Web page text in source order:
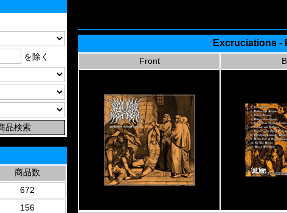
を除く
商品数
672
156
Excruciations -
Front